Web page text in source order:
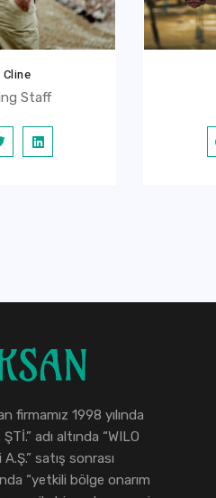
Cline
Staff
firmamız 1998 yılında
adı altında “WILO
satış sonrası
“yetkili bölge onarım